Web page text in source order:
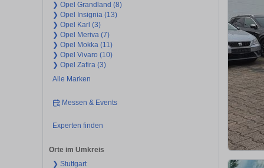
❯ Opel Grandland (8)
❯ Opel Insignia (13)
❯ Opel Karl (3)
❯ Opel Meriva (7)
❯ Opel Mokka (11)
❯ Opel Vivaro (10)
❯ Opel Zafira (3)
Alle Marken
Messen & Events
Experten finden
Orte im Umkreis
❯ Stuttgart